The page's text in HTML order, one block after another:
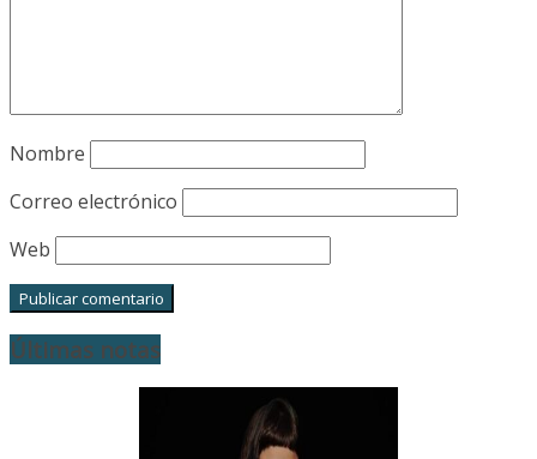
Nombre
Correo electrónico
Web
Últimas notas